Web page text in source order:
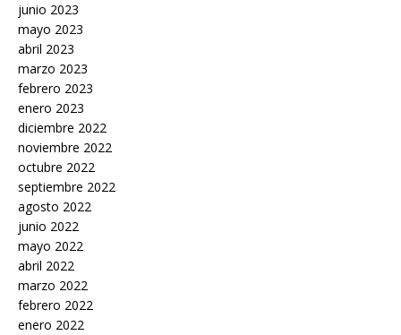
junio 2023
mayo 2023
abril 2023
marzo 2023
febrero 2023
enero 2023
diciembre 2022
noviembre 2022
octubre 2022
septiembre 2022
agosto 2022
junio 2022
mayo 2022
abril 2022
marzo 2022
febrero 2022
enero 2022